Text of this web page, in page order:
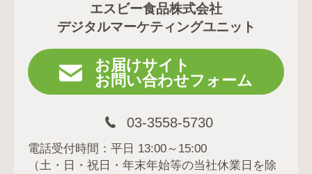
エスビー食品株式会社
デジタルマーケティングユニット
お届けサイト
お問い合わせフォーム
03-3558-5730
電話受付時間：平日 13:00～15:00
（土・日・祝日・年末年始等の当社休業日を除